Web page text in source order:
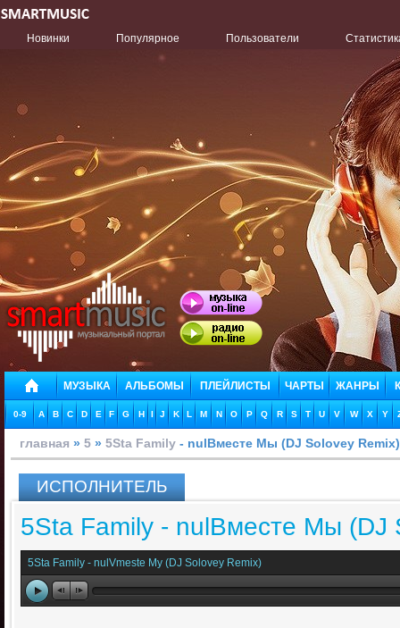
Новинки Популярное Пользователи
МУЗЫКА АЛЬБОМЫ ПЛЕЙЛИСТЫ ЧАРТЫ ЖАНРЫ
0-9 A B C D E F G H I J K L M N O P Q R S T U V W X Y
главная » 5 » 5Sta Family - nulВместе Мы (DJ Solovey Remix)
ИСПОЛНИТЕЛЬ
5Sta Family - nulВместе Мы (DJ
5Sta Family - nulVmeste My (DJ Solovey Remix)